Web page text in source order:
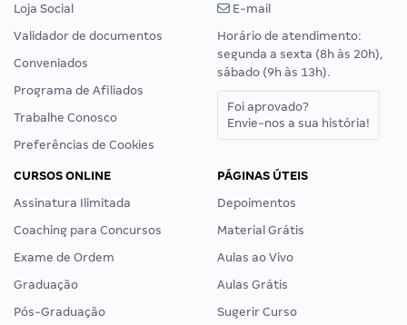
Loja Social
Validador de documentos
Conveniados
Programa de Afiliados
Trabalhe Conosco
Preferências de Cookies
E-mail
Horário de atendimento:
segunda a sexta (8h às 20h),
sábado (9h às 13h).
Foi aprovado?
Envie-nos a sua história!
CURSOS ONLINE
Assinatura Ilimitada
Coaching para Concursos
Exame de Ordem
Graduação
Pós-Graduação
PÁGINAS ÚTEIS
Depoimentos
Material Grátis
Aulas ao Vivo
Aulas Grátis
Sugerir Curso